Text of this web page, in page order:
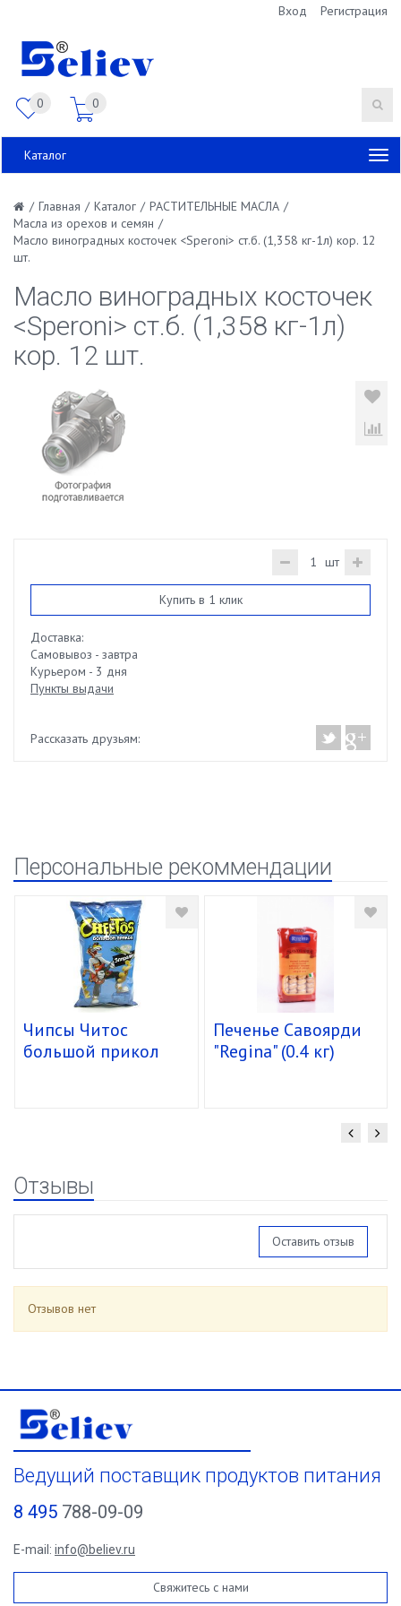
Вход Регистрация
0 0
Каталог
/ Главная / Каталог / РАСТИТЕЛЬНЫЕ МАСЛА /
Масла из орехов и семян /
Масло виноградных косточек <Speroni> ст.б. (1,358 кг-1л) кор. 12
шт.
Масло виноградных косточек
<Speroni> ст.б. (1,358 кг-1л)
кор. 12 шт.
шт
Купить в 1 клик
Доставка:
Самовывоз - завтра
Курьером - 3 дня
Пункты выдачи
Рассказать друзьям:
Персональные рекоммендации
Чипсы Читос
большой прикол
Печенье Савоярди
"Regina" (0.4 кг)
Отзывы
Оставить отзыв
Отзывов нет
Ведущий поставщик продуктов питания
8 495 788-09-09
E-mail: info@believ.ru
Свяжитесь с нами